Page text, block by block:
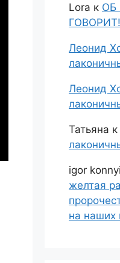
Lora к ОБ
Леонид
Леонид
Татьяна к
igor konnyi
желтая
на наших